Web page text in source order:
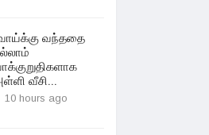
வந்ததை
வீசி...
10 hours ago